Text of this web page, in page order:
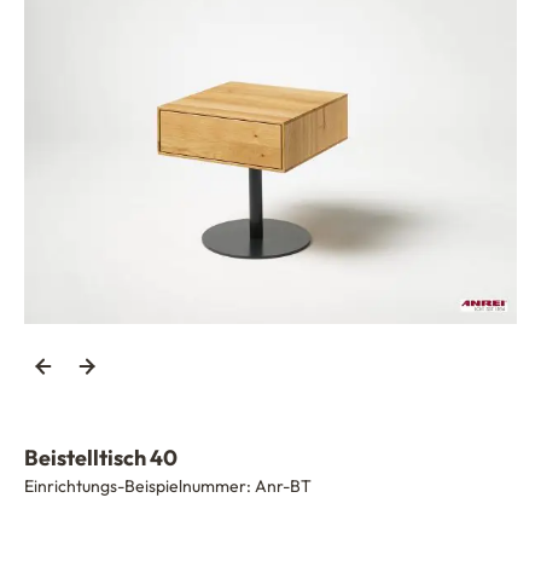
Beistelltisch 40
Einrichtungs-Beispielnummer: Anr-BT